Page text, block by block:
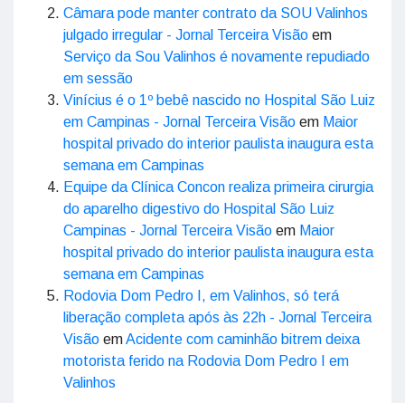
Câmara pode manter contrato da SOU Valinhos
julgado irregular - Jornal Terceira Visão em
Serviço da Sou Valinhos é novamente repudiado
em sessão
Vinícius é o 1º bebê nascido no Hospital São Luiz
em Campinas - Jornal Terceira Visão em Maior
hospital privado do interior paulista inaugura esta
semana em Campinas
Equipe da Clínica Concon realiza primeira cirurgia
do aparelho digestivo do Hospital São Luiz
Campinas - Jornal Terceira Visão em Maior
hospital privado do interior paulista inaugura esta
semana em Campinas
Rodovia Dom Pedro I, em Valinhos, só terá
liberação completa após às 22h - Jornal Terceira
Visão emAcidente com caminhão bitrem deixa
motorista ferido na Rodovia Dom Pedro I em
Valinhos